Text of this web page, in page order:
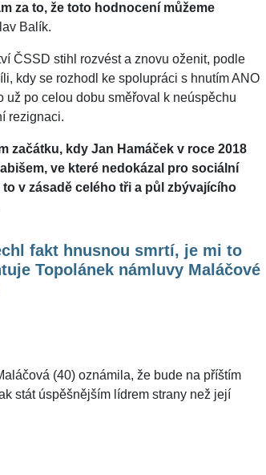
za to, že toto hodnocení můžeme
Balík.
ČSSD stihl rozvést a znovu oženit, podle
kdy se rozhodl ke spolupráci s hnutím ANO
po celou dobu směřoval k neúspěchu
rezignaci.
začátku, kdy Jan Hamáček v roce 2018
ve které nedokázal pro sociální
v zásadě celého tři a půl zbývajícího
fakt hnusnou smrtí, je mi to
Topolánek námluvy Maláčové
(40) oznámila, že bude na příštím
stát úspěšnějším lídrem strany než její